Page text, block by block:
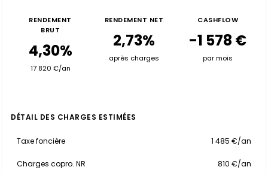
RENDEMENT
BRUT
4,30%
17 820 €/an
RENDEMENT NET
2,73%
après charges
CASHFLOW
-1 578 €
par mois
DÉTAIL DES CHARGES ESTIMÉES
Taxe foncière 1 485 €/an
Charges copro. NR 810 €/an